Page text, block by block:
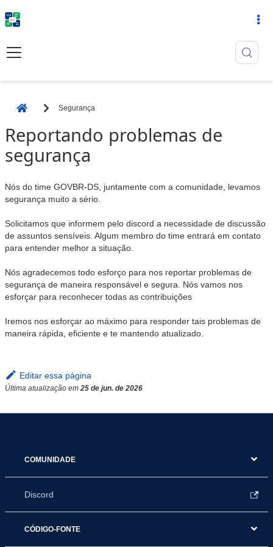
Página Inicial
Segurança
Reportando problemas de
segurança
Nós do time GOVBR-DS, juntamente com a comunidade, levamos
segurança muito a sério.
Solicitamos que informem pelo discord a necessidade de discussão
de assuntos sensíveis. Algum membro do time entrará em contato
para entender melhor a situação.
Nós agradecemos todo esforço para nos reportar problemas de
segurança de maneira responsável e segura. Nós vamos nos
esforçar para reconhecer todas as contribuições
Iremos nos esforçar ao máximo para responder tais problemas de
maneira rápida, eficiente e te mantendo atualizado.
Editar essa página
Última atualização em 25 de jun. de 2026
COMUNIDADE
Discord
CÓDIGO-FONTE